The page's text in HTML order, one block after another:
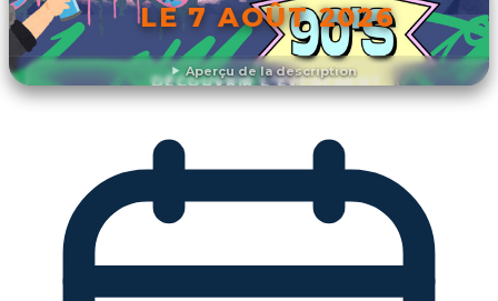
Aperçu de la description
LE 7 AOÛT 2026
DÉCOUVRIR L'ÉVÉNEMENT